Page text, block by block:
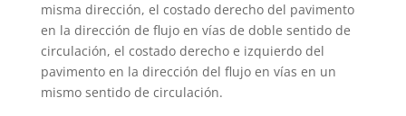
misma dirección, el costado derecho del pavimento
en la dirección de flujo en vías de doble sentido de
circulación, el costado derecho e izquierdo del
pavimento en la dirección del flujo en vías en un
mismo sentido de circulación.